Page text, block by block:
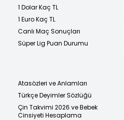
1 Dolar Kaç TL
1 Euro Kaç TL
Canlı Maç Sonuçları
Süper Lig Puan Durumu
Atasözleri ve Anlamları
Türkçe Deyimler Sözlüğü
Çin Takvimi 2026 ve Bebek
Cinsiyeti Hesaplama